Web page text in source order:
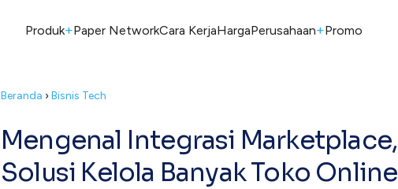
Produk+Paper NetworkCara KerjaHargaPerusahaan+Promo
Beranda › Bisnis Tech
Mengenal Integrasi Marketplace,
Solusi Kelola Banyak Toko Online